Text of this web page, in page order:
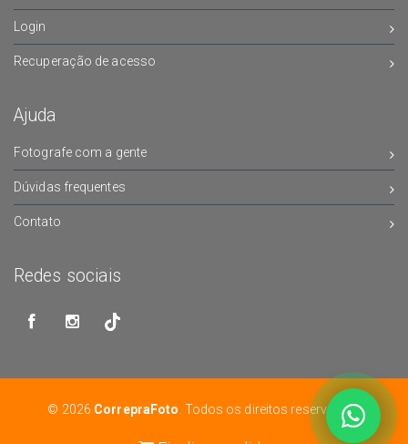
Login
Recuperação de acesso
Ajuda
Fotografe com a gente
Dúvidas frequentes
Contato
Redes sociais
© 2026 CorrepraFoto . Todos os direitos reservados.